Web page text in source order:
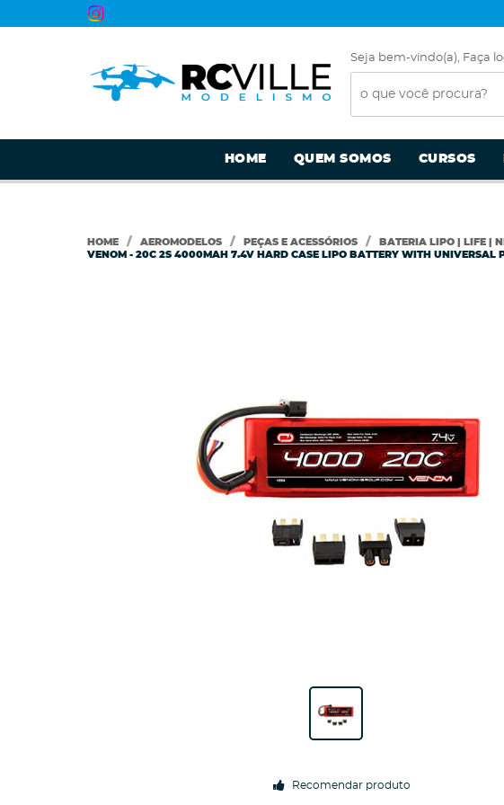
Seja bem-vindo(a), Faça
HOME QUEM SOMOS CURSOS
HOME AEROMODELOS PEÇAS E ACESSÓRIOS
BATERIA LIPO | LIFE |
VENOM - 20C 2S 4000MAH 7.4V HARD CASE LIPO BATTERY WITH UNIVERSAL
Recomendar produto